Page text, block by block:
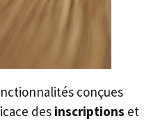
conçues
des inscriptions et